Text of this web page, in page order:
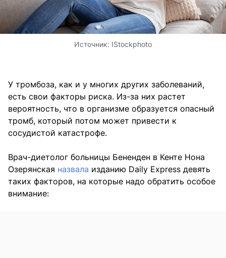
Источник: IStockphoto
У тромбоза, как и у многих других заболеваний,
есть свои факторы риска. Из-за них растет
вероятность, что в организме образуется опасный
тромб, который потом может привести к
сосудистой катастрофе.
Врач-диетолог больницы Бененден в Кенте Нона
Озерянская назвала изданию Daily Express девять
таких факторов, на которые надо обратить особое
внимание: